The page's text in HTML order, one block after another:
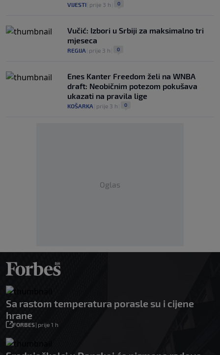
VIJESTI prije 3 h 0
Vučić: Izbori u Srbiji za maksimalno tri
mjeseca
REGIJA prije 3 h 0
Enes Kanter Freedom želi na WNBA
draft: Neobičnim potezom pokušava
ukazati na pravila lige
KOŠARKA prije 3 h 0
Oglas
Sa rastom temperatura porasle su i cijene
hrane
FORBES| prije 1 h